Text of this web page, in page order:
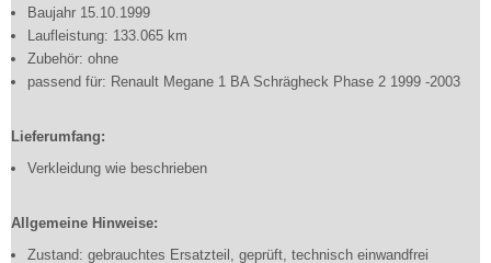
Baujahr 15.10.1999
Laufleistung: 133.065 km
Zubehör: ohne
passend für: Renault Megane 1 BA Schrägheck Phase 2 1999 -2003
Lieferumfang:
Verkleidung wie beschrieben
Allgemeine Hinweise:
Zustand: gebrauchtes Ersatzteil, geprüft, technisch einwandfrei